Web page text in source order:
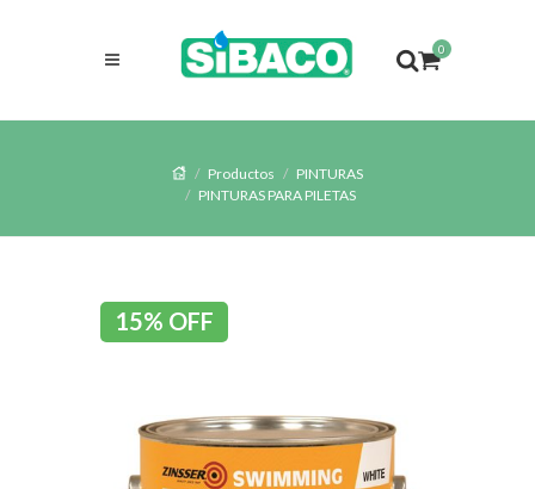
0
Productos
PINTURAS
PINTURAS PARA PILETAS
15% OFF